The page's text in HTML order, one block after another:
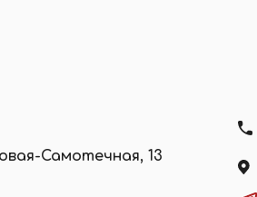
Самотечная, 13